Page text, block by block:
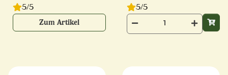
5/5
Zum Artikel
5/5